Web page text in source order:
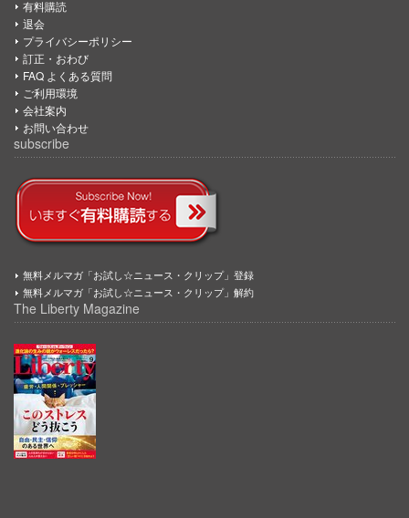
有料購読
退会
プライバシーポリシー
訂正・おわび
FAQ よくある質問
ご利用環境
会社案内
お問い合わせ
subscribe
無料メルマガ「お試し☆ニュース・クリップ」登録
無料メルマガ「お試し☆ニュース・クリップ」解約
The Liberty Magazine